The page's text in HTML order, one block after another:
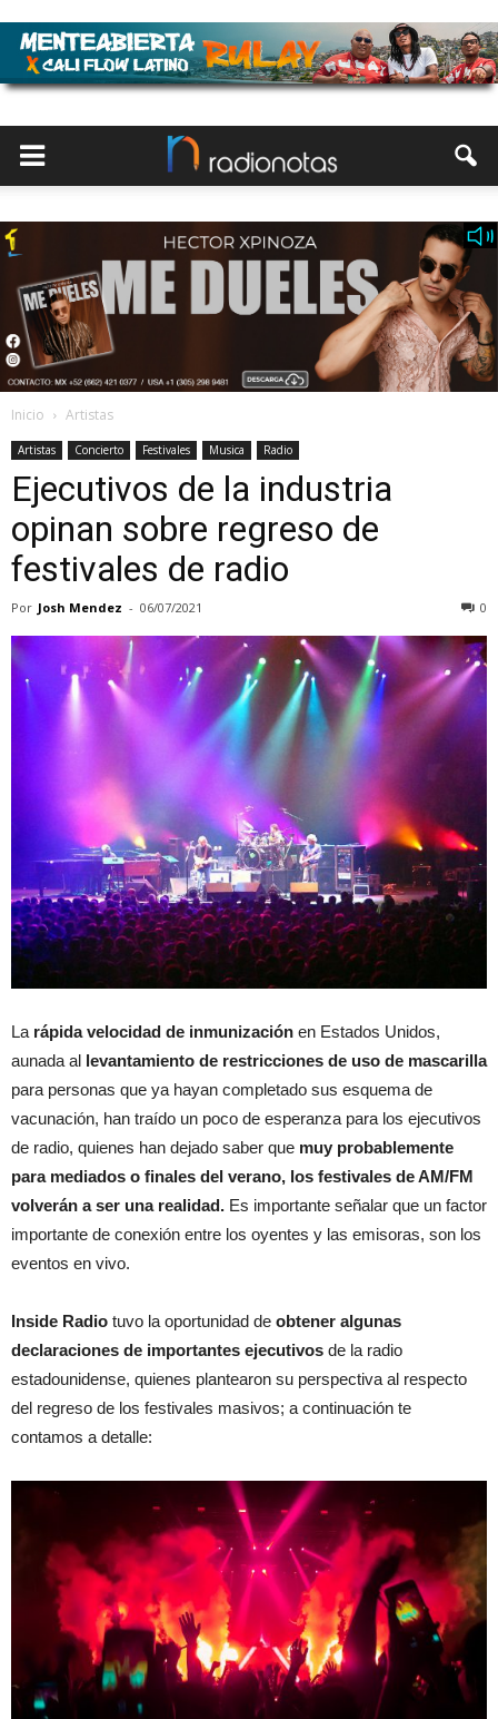
Inicio Artistas
Artistas Concierto Festivales Musica Radio
Ejecutivos de la industria
opinan sobre regreso de
festivales de radio
Por Josh Mendez - 06/07/2021 0
La rápida velocidad de inmunización en Estados Unidos,
aunada al levantamiento de restricciones de uso de mascarilla
para personas que ya hayan completado sus esquema de
vacunación, han traído un poco de esperanza para los ejecutivos
de radio, quienes han dejado saber que muy probablemente
para mediados o finales del verano, los festivales de AM/FM
volverán a ser una realidad. Es importante señalar que un factor
importante de conexión entre los oyentes y las emisoras, son los
eventos en vivo.
Inside Radio tuvo la oportunidad de obtener algunas
declaraciones de importantes ejecutivos de la radio
estadounidense, quienes plantearon su perspectiva al respecto
del regreso de los festivales masivos; a continuación te
contamos a detalle: